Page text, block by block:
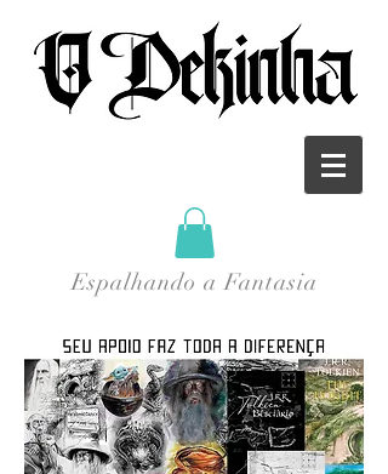
Espalhando a Fantasia